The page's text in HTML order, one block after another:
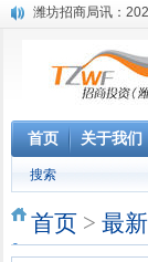
昌乐大项目“拔节
格润麦尔高端淀
潍坊招商局转：潍
香港上市公司投资
欢聚潍坊·2024青
第三届全球数字贸
潍坊市招商局转：
首页 关于我们
搜索
首页 > 最